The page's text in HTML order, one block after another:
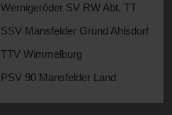
Wernigeröder SV RW Abt. TT
SSV Mansfelder Grund Ahlsdorf
TTV Wimmelburg
PSV 90 Mansfelder Land